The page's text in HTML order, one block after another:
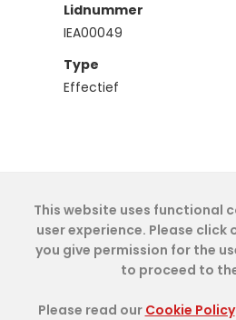
Lidnummer
IEA00049
Type
Effectief
Cookie Policy- IAE-IEA
This website uses functional
user experience. Please
you give permission for the
to proceed to
Please read our Cookie Policy